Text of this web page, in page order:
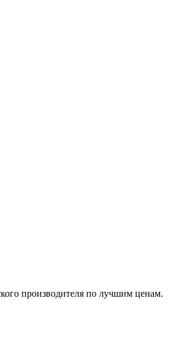
производителя по лучшим ценам.